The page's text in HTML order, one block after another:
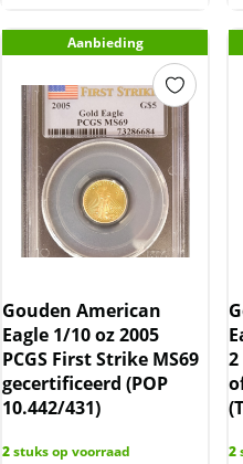
Aanbieding
Gouden American
Eagle 1/10 oz 2005
PCGS First Strike MS69
gecertificeerd (POP
10.442/431)
2stuks op voorraad
2
2